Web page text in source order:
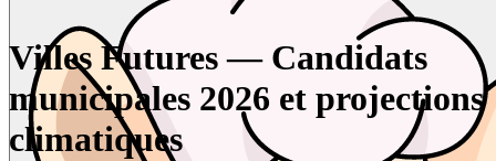
Villes Futures — Candidats
municipales 2026 et projections
climatiques